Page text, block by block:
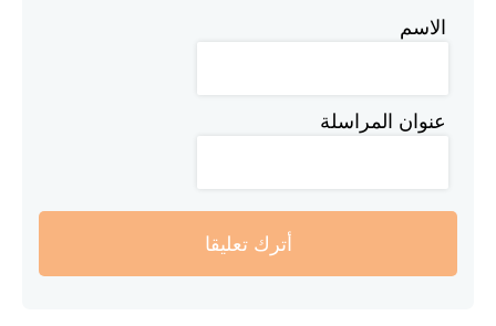
الاسم
عنوان المراسلة
أترك تعليقا